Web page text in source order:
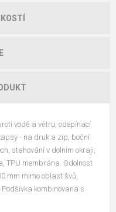
vodě a větru, odepínací
- na druk a zip, boční
stahování v dolním okraji,
TPU membrána. Odolnost
mm mimo oblast švů,
kombinovaná s